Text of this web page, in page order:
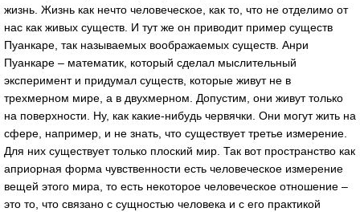
жизнь. Жизнь как нечто человеческое, как то, что не отделимо от
нас как живых существ. И тут же он приводит пример существ
Пуанкаре, так называемых воображаемых существ. Анри
Пуанкаре – математик, который сделал мыслительный
эксперимент и придумал существ, которые живут не в
трехмерном мире, а в двухмерном. Допустим, они живут только
на поверхности. Ну, как какие-нибудь червячки. Они могут жить на
сфере, например, и не знать, что существует третье измерение.
Для них существует только плоский мир. Так вот пространство как
априорная форма чувственности есть человеческое измерение
вещей этого мира, то есть некоторое человеческое отношение –
это то, что связано с сущностью человека и с его практикой